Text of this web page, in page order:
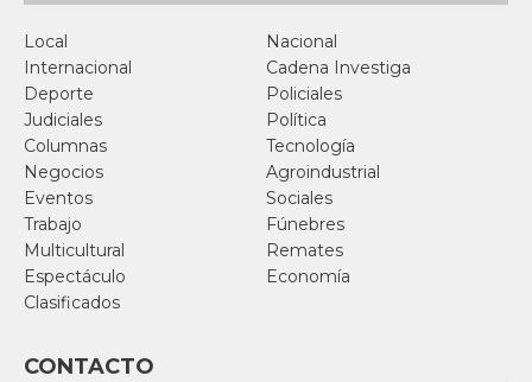
Local
Nacional
Internacional
Cadena Investiga
Deporte
Policiales
Judiciales
Política
Columnas
Tecnología
Negocios
Agroindustrial
Eventos
Sociales
Trabajo
Fúnebres
Multicultural
Remates
Espectáculo
Economía
Clasificados
CONTACTO